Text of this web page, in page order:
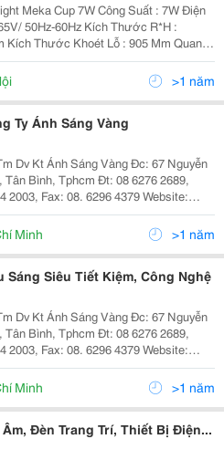
7W Công Suất : 7W Điện
60Hz Kích Thước R*H :
:
6500K(Trắng)/3200K(Vàng) Vật Liệu : Nhôm Đúc B
>1 năm
Ty Ánh Sáng Vàng
Ánh Sáng Vàng Đc: 67 Nguyễn
Tphcm Đt: 08 6276 2689,
Fax: 08. 6296 4379 Website:
Email:
Công Ty Ánh Sáng Vàng
Minh >1 năm
Sáng Siêu Tiết Kiệm, Công Nghệ
Ánh Sáng Vàng Đc: 67 Nguyễn
Tphcm Đt: 08 6276 2689,
Fax: 08. 6296 4379 Website:
Email:
Công Ty Ánh Sáng Vàng
Minh >1 năm
Đèn Trang Trí, Thiết Bị Điện...